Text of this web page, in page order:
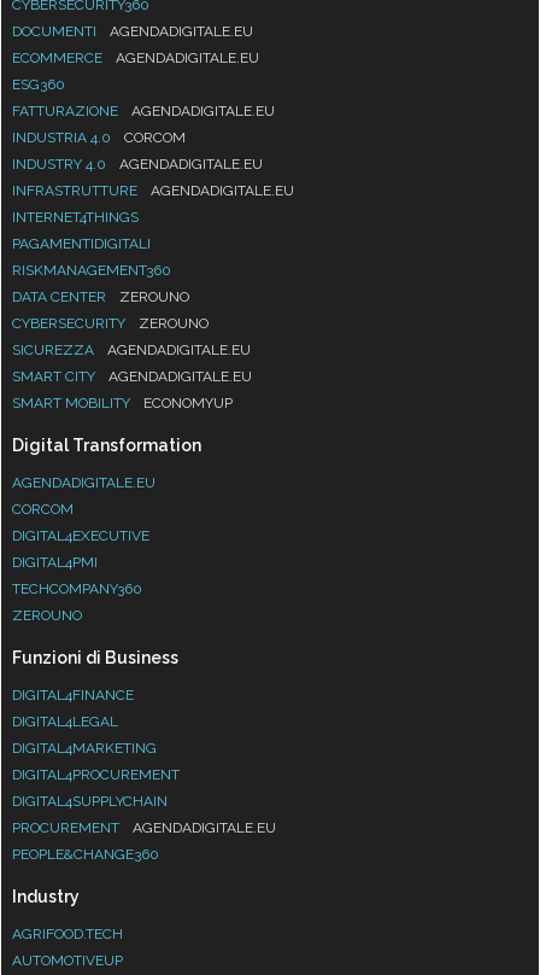
CYBERSECURITY360
DOCUMENTI
AGENDADIGITALE.EU
ECOMMERCE
AGENDADIGITALE.EU
ESG360
FATTURAZIONE
AGENDADIGITALE.EU
INDUSTRIA 4.0
CORCOM
INDUSTRY 4.0
AGENDADIGITALE.EU
INFRASTRUTTURE
AGENDADIGITALE.EU
INTERNET4THINGS
PAGAMENTIDIGITALI
RISKMANAGEMENT360
DATA CENTER
ZEROUNO
CYBERSECURITY
ZEROUNO
SICUREZZA
AGENDADIGITALE.EU
SMART CITY
AGENDADIGITALE.EU
SMART MOBILITY
ECONOMYUP
Digital Transformation
AGENDADIGITALE.EU
CORCOM
DIGITAL4EXECUTIVE
DIGITAL4PMI
TECHCOMPANY360
ZEROUNO
Funzioni di Business
DIGITAL4FINANCE
DIGITAL4LEGAL
DIGITAL4MARKETING
DIGITAL4PROCUREMENT
DIGITAL4SUPPLYCHAIN
PROCUREMENT
AGENDADIGITALE.EU
PEOPLE&CHANGE360
Industry
AGRIFOOD.TECH
AUTOMOTIVEUP